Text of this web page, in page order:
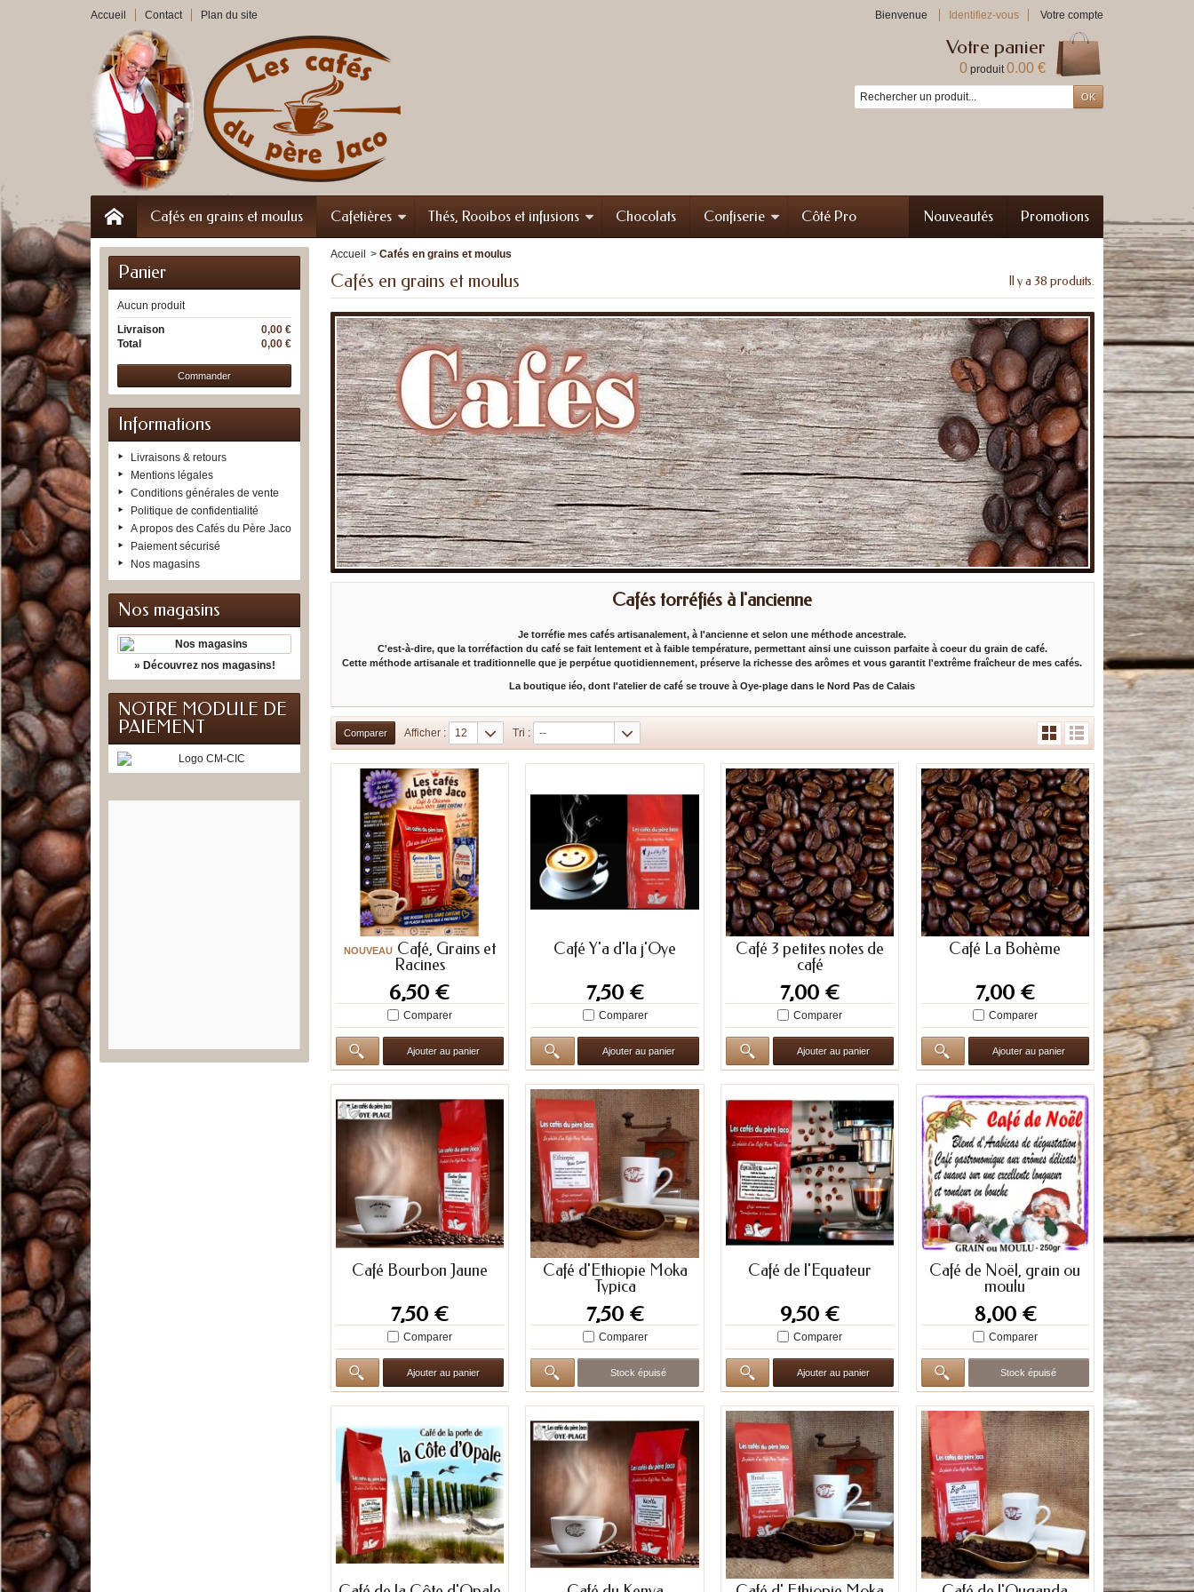
Accueil Contact Plan du site Bienvenue Identifiez-vous Votre compte
Votre panier
0 produit0.00 €
Promotions
Nouveautés
Cafés en grains et moulus Cafetières Thés, Rooibos et infusions Chocolats Confiserie Côté Pro
Panier
Aucun produit
0,00 €
Livraison
0,00 €
Total
Commander
Informations
Livraisons & retours
Mentions légales
Conditions générales de vente
Politique de confidentialité
A propos des Cafés du Père Jaco
Paiement sécurisé
Nos magasins
Nos magasins
» Découvrez nos magasins!
NOTRE MODULE DE
PAIEMENT
Accueil > Cafés en grains et moulus
Cafés en grains et moulus Il y a 38 produits.
Cafés torréfiés à l'ancienne
Je torréfie mes cafés artisanalement, à l'ancienne et selon une méthode ancestrale.
C'est-à-dire, que la torréfaction du café se fait lentement et à faible température, permettant ainsi une cuisson parfaite à coeur du grain de café.
Cette méthode artisanale et traditionnelle que je perpétue quotidiennement, préserve la richesse des arômes et vous garantit l'extrême fraîcheur de mes cafés.
La boutique iéo, dont l'atelier de café se trouve à Oye-plage dans le Nord Pas de Calais
Afficher : 12 Tri : --
NOUVEAU Café, Grains et
Racines
6,50 €
Comparer
Ajouter au panier
Café Y'a d'la j'Oye
7,50 €
Comparer
Ajouter au panier
Café 3 petites notes de
café
7,00 €
Comparer
Ajouter au panier
Café La Bohème
7,00 €
Comparer
Ajouter au panier
Café Bourbon Jaune
7,50 €
Comparer
Ajouter au panier
Café d'Ethiopie Moka
Typica
7,50 €
Comparer
Stock épuisé
Café de l'Équateur
9,50 €
Comparer
Ajouter au panier
Café de Noël, grain ou
moulu
8,00 €
Comparer
Stock épuisé